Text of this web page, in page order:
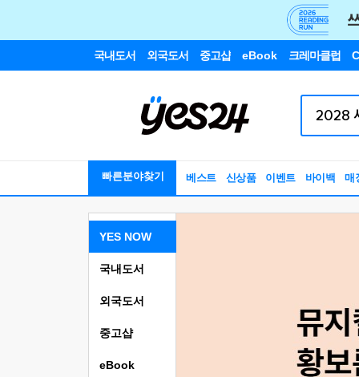
국내도서 외국도서 중고샵 eBook 크레마클럽
빠른분야찾기 베스트 신상품 이벤트 바이백 매
YES NOW
국내도서
외국도서
중고샵
eBook